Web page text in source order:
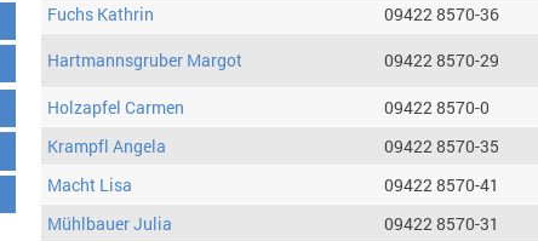
Fuchs Kathrin
09422 8570-36
Hartmannsgruber Margot
09422 8570-29
Holzapfel Carmen
09422 8570-0
Krampfl Angela
09422 8570-35
Macht Lisa
09422 8570-41
Mühlbauer Julia
09422 8570-31